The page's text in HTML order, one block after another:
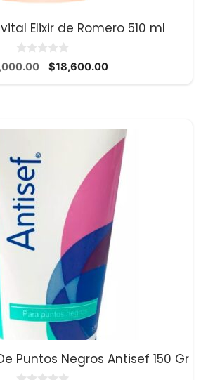
Elixir de Romero 510 ml
0
d
El
$18,600.00El
Puntos Negros Antisef 150 Gr